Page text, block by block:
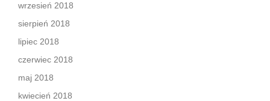
wrzesień 2018
sierpień 2018
lipiec 2018
czerwiec 2018
maj 2018
kwiecień 2018